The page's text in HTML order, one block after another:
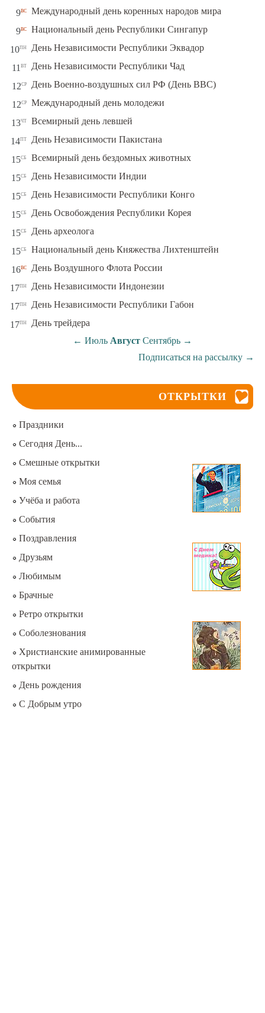
9вс Международный день коренных народов мира
9вс Национальный день Республики Сингапур
10пн День Независимости Республики Эквадор
11 вт День Независимости Республики Чад
12ср День Военно-воздушных сил РФ (День ВВС)
12ср Международный день молодежи
13чт Всемирный день левшей
14пт День Независимости Пакистана
15сб Всемирный день бездомных животных
15сб День Независимости Индии
15сб День Независимости Республики Конго
15сб День Освобождения Республики Корея
15сб День археолога
15сб Национальный день Княжества Лихтенштейн
16вс День Воздушного Флота России
17пн День Независимости Индонезии
17пн День Независимости Республики Габон
17пн
День трейдера
← Июль Август Сентябрь →
Подписаться на рассылку →
ОТКРЫТКИ
Праздники
Сегодня День...
Смешные открытки
Моя семья
Учёба и работа
События
Поздравления
Друзьям
Любимым
Брачные
Ретро открытки
Соболезнования
Христианские анимированные
открытки
День рождения
С Добрым утро